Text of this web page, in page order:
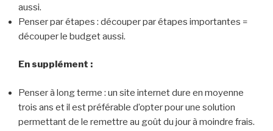
aussi.
Penser par étapes : découper par étapes importantes =
découper le budget aussi.
En supplément :
Penser à long terme : un site internet dure en moyenne
trois ans et il est préférable d’opter pour une solution
permettant de le remettre au goût du jour à moindre frais.